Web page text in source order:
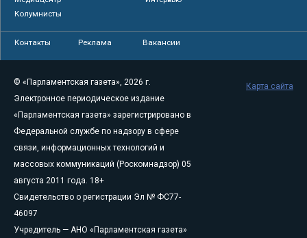
Колумнисты
Контакты Реклама Вакансии
© «Парламентская газета», 2026 г.
Электронное периодическое издание
«Парламентская газета» зарегистрировано в
Федеральной службе по надзору в сфере
связи, информационных технологий и
массовых коммуникаций (Роскомнадзор) 05
августа 2011 года. 18+
Свидетельство о регистрации Эл № ФС77-
46097
Учредитель — АНО «Парламентская газета»
Карта сайта